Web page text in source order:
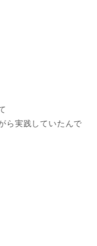
ら実践していたんで